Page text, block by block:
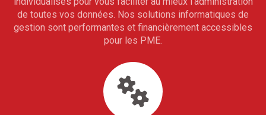
de toutes vos données. Nos solutions informatiques de
gestion sont performantes et financièrement accessibles
pour les PME.